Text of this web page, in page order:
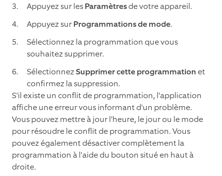
Appuyez sur lesParamètresde votre appareil.
Appuyez surProgrammations de mode.
Sélectionnez la programmation que vous
souhaitez supprimer.
SélectionnezSupprimer cette programmationet
confirmez la suppression.
S'il existe un conflit de programmation, l'application
affiche une erreur vous informant d'un problème.
Vous pouvez mettre à jour l'heure, le jour ou le mode
pour résoudre le conflit de programmation. Vous
pouvez également désactiver complètement la
programmation à l'aide du bouton situé en haut à
droite.